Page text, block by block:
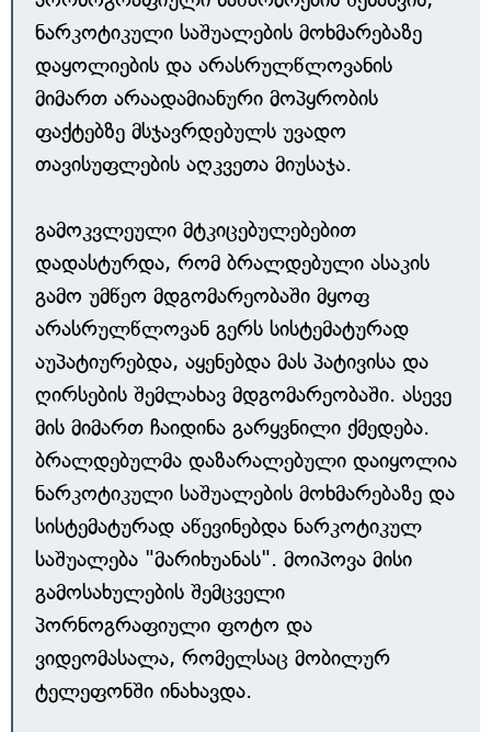
ნარკოტიკული საშუალების მოხმარებაზე
დაყოლიების და არასრულწლოვანის
მიმართ არაადამიანური მოპყრობის
ფაქტებზე მსჯავრდებულს უვადო
თავისუფლების აღკვეთა მიუსაჯა.
გამოკვლეული მტკიცებულებებით
დადასტურდა, რომ ბრალდებული ასაკის
გამო უმწეო მდგომარეობაში მყოფ
არასრულწლოვან გერს სისტემატურად
აუპატიურებდა, აყენებდა მას პატივისა და
ღირსების შემლახავ მდგომარეობაში. ასევე
მის მიმართ ჩაიდინა გარყვნილი ქმედება.
ბრალდებულმა დაზარალებული დაიყოლია
ნარკოტიკული საშუალების მოხმარებაზე და
სისტემატურად აწევინებდა ნარკოტიკულ
საშუალება "მარიხუანას". მოიპოვა მისი
გამოსახულების შემცველი
პორნოგრაფიული ფოტო და
ვიდეომასალა, რომელსაც მობილურ
ტელეფონში ინახავდა.